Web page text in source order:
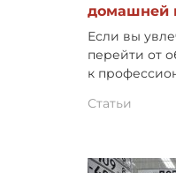
домашней
Если вы
перейти от
к
Статьи